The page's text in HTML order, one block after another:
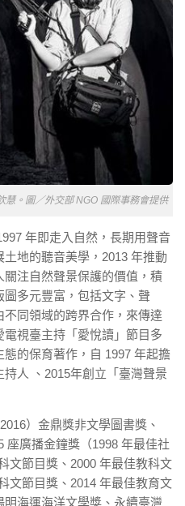
。圖／外交部 NGO 國際事務會提供
年即走入自然，長期用聲音
地的聽音美學，2013 年推動
關注自然聲景保護的價值，積
多元豐富，包括文字、聲
同領域的跨界合作，來傳達
視臺主持「愛悅讀」節目多
的保育著作，自 1997 年起擔
人 、2015年創立「臺灣聲景
）金鼎獎非文學圖書獎、
座廣播金鐘獎（1998 年最佳社
文節目獎、2000 年最佳教科文
文節目獎、2014 年最佳教育文
海運海洋文學獎、永續臺灣